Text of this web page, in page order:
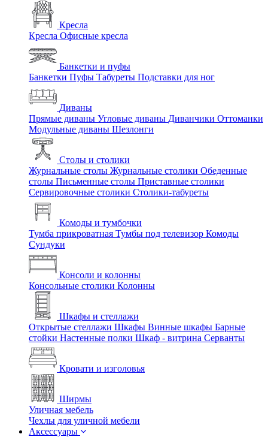
Кресла
Кресла Офисные кресла
Банкетки и пуфы
Банкетки Пуфы Табуреты Подставки для ног
Диваны
Прямые диваны Угловые диваны Диванчики Оттоманки
Модульные диваны Шезлонги
Столы и столики
Журнальные столы Журнальные столики Обеденные
столы Письменные столы Приставные столики
Сервировочные столики Столики-табуреты
Комоды и тумбочки
Тумба прикроватная Тумбы под телевизор Комоды
Сундуки
Консоли и колонны
Консольные столики Колонны
Шкафы и стеллажи
Открытые стеллажи Шкафы Винные шкафы Барные
стойки Настенные полки Шкаф - витрина Серванты
Кровати и изголовья
Ширмы
Уличная мебель
Чехлы для уличной мебели
Аксессуары